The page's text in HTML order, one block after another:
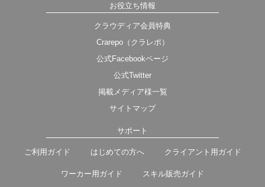
お役立ち情報
クラウディア会員特典
Crarepo（クラレポ）
公式Facebookページ
公式Twitter
掲載メディア様一覧
サイトマップ
サポート
ご利用ガイド はじめての方へ クライアント用ガイド
ワーカー用ガイド スキル販売ガイド